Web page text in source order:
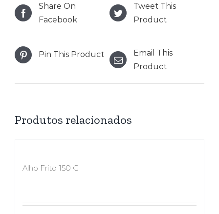
Share On
Facebook
Tweet This
Product
Pin This Product
Email This
Product
Produtos relacionados
Alho Frito 150 G